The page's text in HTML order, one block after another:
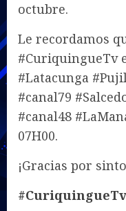
octubre.
Le recordamos
#CuriquingueTv
#Latacunga
#canal79
#canal48
07H00.
¡Gracias por
#CuriquingueTv